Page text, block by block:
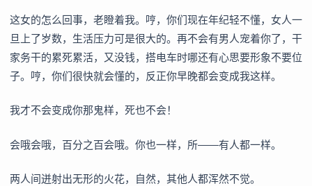
这女的怎么回事，老瞪着我。哼，你们现在年纪轻不懂，女人一
旦上了岁数，生活压力可是很大的。再不会有男人宠着你了，干
家务干的累死累活，又没钱，搭电车时哪还有心思要形象不要位
子。哼，你们很快就会懂的，反正你早晚都会变成我这样。
我才不会变成你那鬼样，死也不会！
会哦会哦，百分之百会哦。你也一样，所——有人都一样。
两人间迸射出无形的火花，自然，其他人都浑然不觉。